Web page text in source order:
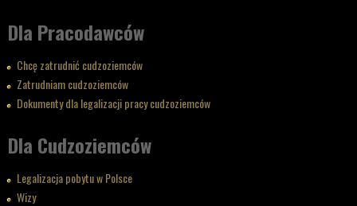
Dla Pracodawców
Chcę zatrudnić cudzoziemców
Zatrudniam cudzoziemców
Dokumenty dla legalizacji pracy cudzoziemców
Dla Cudzoziemców
Legalizacja pobytu w Polsce
Wizy